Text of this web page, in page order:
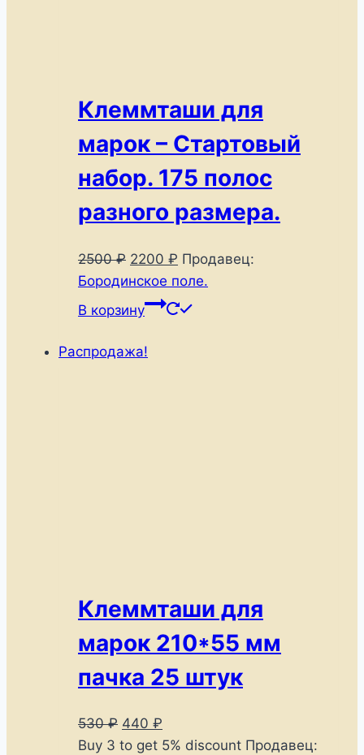
Клеммташи для
марок – Стартовый
набор. 175 полос
разного размера.
2500₽ Первоначальная
цена
составляла
2500 ₽.
2200 ₽ Текущая
цена:
2200 ₽.
Продавец:
Бородинское поле.
В корзину
Распродажа!
Клеммташи для
марок 210*55 мм
пачка 25 штук
530₽ Первоначальная
цена
440 ₽
цена:
Buy 3 to get 5% discount Продавец: